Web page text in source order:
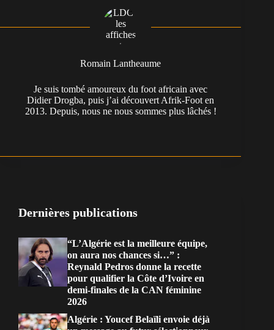
Romain Lantheaume
Je suis tombé amoureux du foot africain avec
Didier Drogba, puis j’ai découvert Afrik-Foot en
2013. Depuis, nous ne nous sommes plus lâchés !
Dernières publications
“L’Algérie est la meilleure équipe,
on aura nos chances si…” :
Reynald Pedros donne la recette
pour qualifier la Côte d’Ivoire en
demi-finales de la CAN féminine
2026
Algérie : Youcef Belaïli envoie déjà